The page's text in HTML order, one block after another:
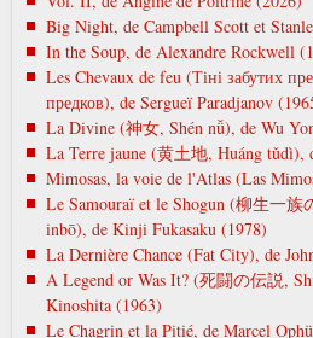
Big Night, de Campbell Scott et
In the Soup, de Alexandre Rockwell
Les Chevaux de feu (Тіні забутих
предков), de Sergueï Paradjanov
La Divine (神女, Shén nǚ), de Wu
La Terre jaune (黄土地, Huáng tǔdì),
Mimosas, la voie de l'Atlas (Las
Le Samouraï et le Shogun (柳生一族
inbō), de Kinji Fukasaku (1978)
La Dernière Chance (Fat City), de
A Legend or Was It? (死闘の伝説,
Kinoshita (1963)
Le Chagrin et la Pitié, de Marcel